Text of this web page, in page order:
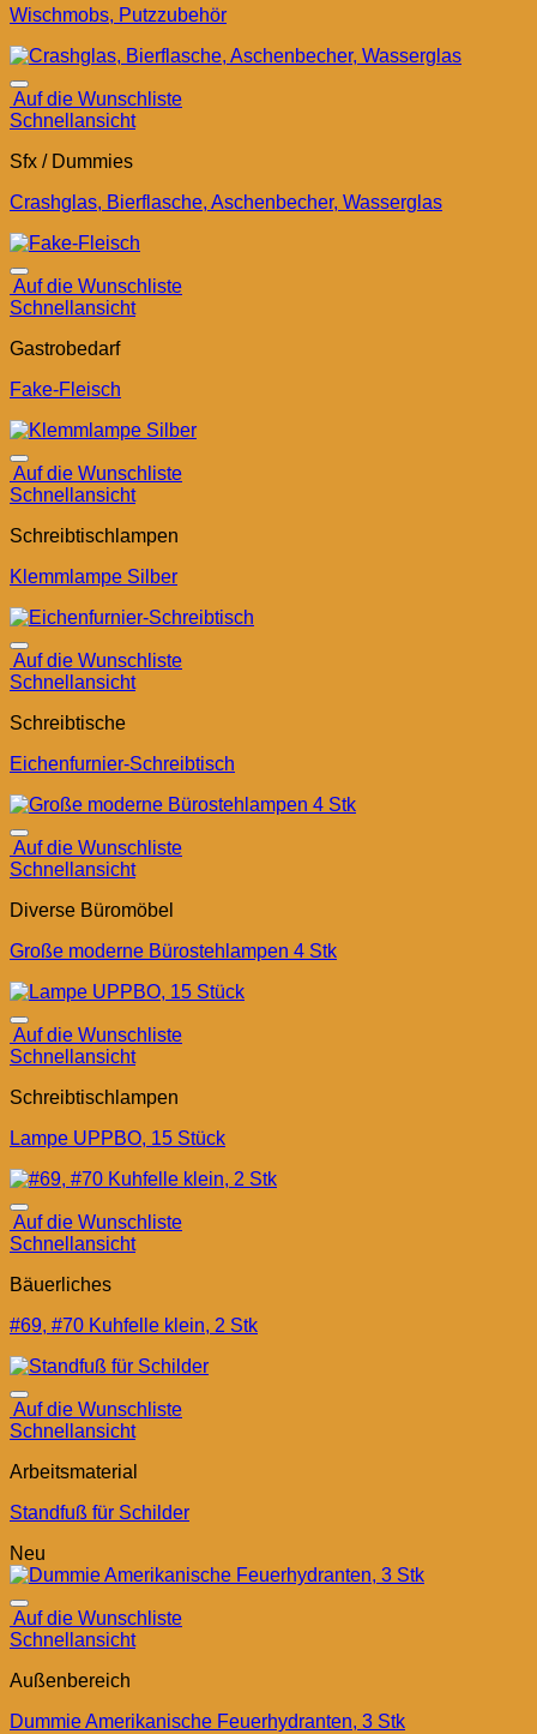
Wischmobs, Putzzubehör
Auf die Wunschliste
Schnellansicht
Sfx / Dummies
Crashglas, Bierflasche, Aschenbecher, Wasserglas
Auf die Wunschliste
Schnellansicht
Gastrobedarf
Fake-Fleisch
Auf die Wunschliste
Schnellansicht
Schreibtischlampen
Klemmlampe Silber
Auf die Wunschliste
Schnellansicht
Schreibtische
Eichenfurnier-Schreibtisch
Auf die Wunschliste
Schnellansicht
Diverse Büromöbel
Große moderne Bürostehlampen 4 Stk
Auf die Wunschliste
Schnellansicht
Schreibtischlampen
Lampe UPPBO, 15 Stück
Auf die Wunschliste
Schnellansicht
Bäuerliches
#69, #70 Kuhfelle klein, 2 Stk
Auf die Wunschliste
Schnellansicht
Arbeitsmaterial
Standfuß für Schilder
Neu
Auf die Wunschliste
Schnellansicht
Außenbereich
Dummie Amerikanische Feuerhydranten, 3 Stk